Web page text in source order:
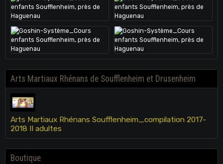
Arts Martiaux Rhénans de Soufflenheim et Drusenheim
Arts Martiaux Rhénans Soufflenheim_compilation 2017-
2018 II adultes
Boutique